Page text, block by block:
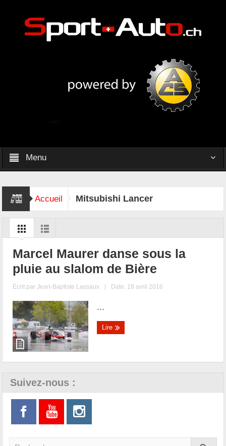
Menu
Accueil Mitsubishi Lancer
Marcel Maurer danse sous la
pluie au slalom de Bière
Écrit parJean-Baptiste Lassaux | Date: 19 avril 2016
...
Lire
Suivez-nous :